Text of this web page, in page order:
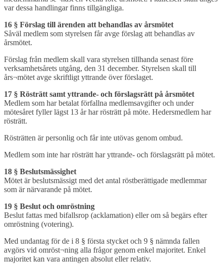
var dessa handlingar finns tillgängliga.
16 § Förslag till ärenden att behandlas av årsmötet
Såväl medlem som styrelsen får avge förslag att behandlas av
årsmötet.
Förslag från medlem skall vara styrelsen tillhanda senast före
verksamhetsårets utgång, den 31 december. Styrelsen skall till
års¬mötet avge skriftligt yttrande över förslaget.
17 § Rösträtt samt yttrande- och förslagsrätt på årsmötet
Medlem som har betalat förfallna medlemsavgifter och under
mötesåret fyller lägst 13 år har rösträtt på möte. Hedersmedlem har
rösträtt.
Rösträtten är personlig och får inte utövas genom ombud.
Medlem som inte har rösträtt har yttrande- och förslagsrätt på mötet.
18 § Beslutsmässighet
Mötet är beslutsmässigt med det antal röstberättigade medlemmar
som är närvarande på mötet.
19 § Beslut och omröstning
Beslut fattas med bifallsrop (acklamation) eller om så begärs efter
omröstning (votering).
Med undantag för de i 8 § första stycket och 9 § nämnda fallen
avgörs vid omröst¬ning alla frågor genom enkel majoritet. Enkel
majoritet kan vara antingen absolut eller relativ.